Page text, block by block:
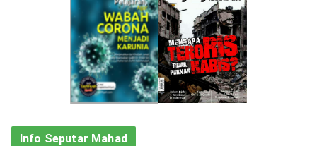
Info Seputar Mahad